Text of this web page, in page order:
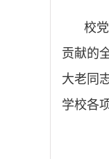
校
贡献的
大老同
学校各